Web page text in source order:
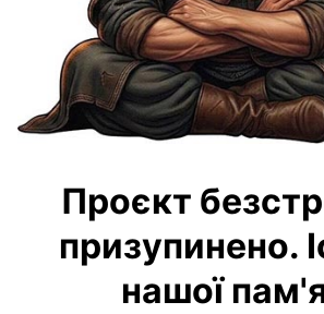
Проєкт
призупинено.
нашої